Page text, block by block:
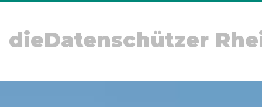
dieDatenschützer